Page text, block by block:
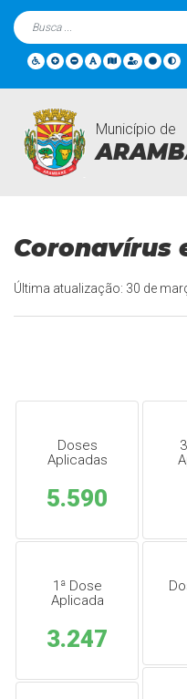
Município de
Casos Covid 19
Coronavírus
Última atualização: 30 de
Doses
Aplicadas
5.590
1ª Dose
Aplicada
3.247